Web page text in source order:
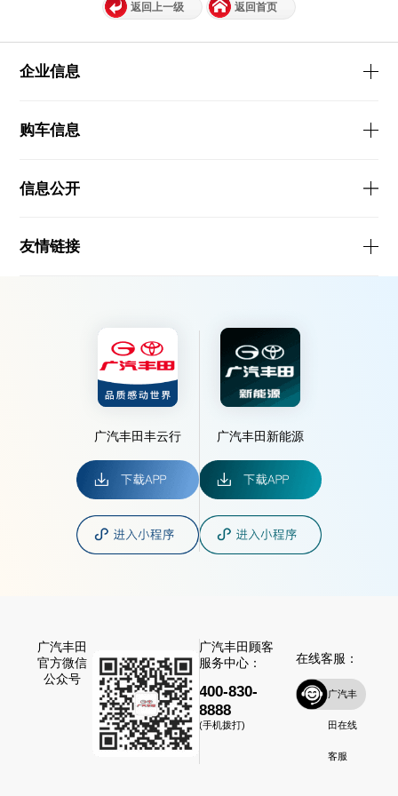
返回上一级 返回首页
企业信息
购车信息
信息公开
友情链接
广汽丰田丰云行 广汽丰田新能源
广汽丰田
官方微信
公众号
广汽丰田顾客
服务中心：
400-830-
8888
(手机拨打)
在线客服：
广汽丰
田在线
客服